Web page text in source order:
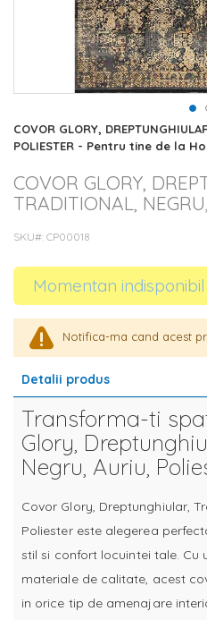
Skip
to
beginning
of
the
gallery
COVOR GLORY,
POLIESTER - Pentru tine de la
COVOR GLORY,
TRADITIONAL,
SKU# CP00018
Momentan indisponibil
Notifica-ma cand acest
Detalii produs
Transforma-ti
Glory,
Negru, Auriu,
Covor Glory, Dreptunghiular,
Poliester este alegerea
stil si confort locuintei tale. Cu
materiale de calitate, acest
in orice tip de amenajare